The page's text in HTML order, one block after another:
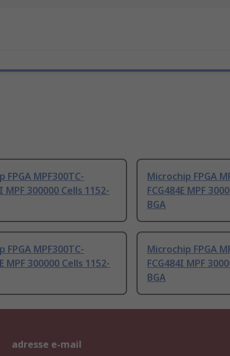
FPGA MPF300TC-
MPF 300000 Cells 1152-
Microchip FPGA
FCG484E MPF
BGA
FPGA MPF300TC-
MPF 300000 Cells 1152-
Microchip FPGA
FCG484I MPF
BGA
adresse e-mail